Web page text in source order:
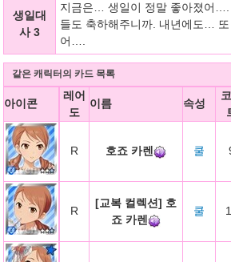
생일대
사 3
지금은… 생일이 정말 좋아졌어….
들도 축하해주니까. 내년에도…
어….
같은 캐릭터의 카드 목록
아이콘
레어
도
이름 속성
R 호죠 카렌 쿨
R
[교복 컬렉션] 호
죠 카렌
쿨